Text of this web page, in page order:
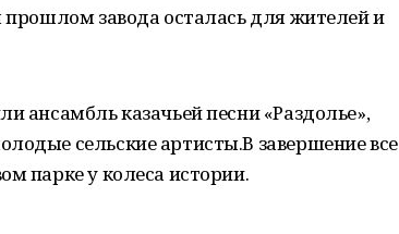
завода осталась для жителей и
ансамбль казачьей песни «Раздолье»,
сельские артисты.В завершение все
парке у колеса истории.